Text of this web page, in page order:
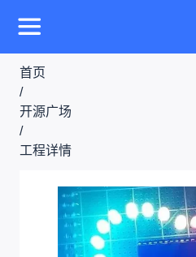
首页
/
开源广场
/
工程详情